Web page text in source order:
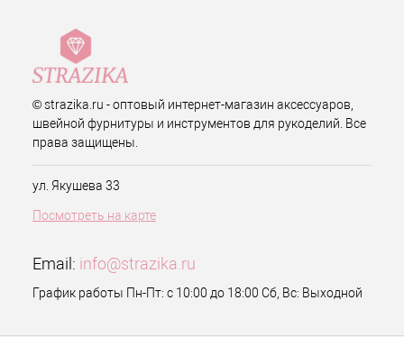
© strazika.ru - оптовый интернет-магазин аксессуаров,
швейной фурнитуры и инструментов для рукоделий. Все
права защищены.
ул. Якушева 33
Посмотреть на карте
Email: info@strazika.ru
График работы Пн-Пт: с 10:00 до 18:00 Сб, Вс: Выходной